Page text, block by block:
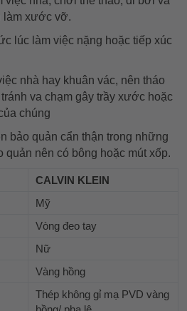
làm xước vỡ.
lúc làm việc nặng hoặc tiếp xúc
nhà hay khuân vác, nên tháo
va chạm gây trầy xước hoặc
chúng
bảo quản cẩn thận trong những
quản nên có bông hoặc mút xốp.
CALVIN KLEIN
Mỹ
Vòng đeo tay
Nữ
Vàng hồng
Thép không gỉ mạ PVD vàng